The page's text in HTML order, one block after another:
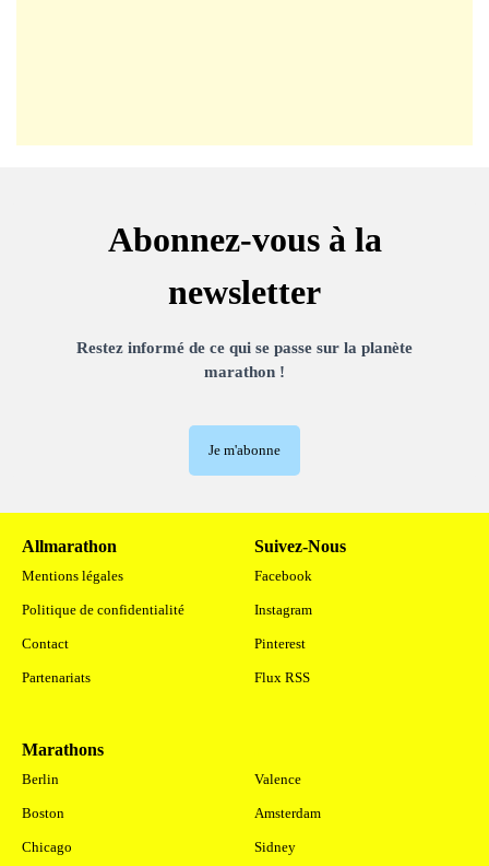
Abonnez-vous à la
newsletter
Restez informé de ce qui se passe sur la planète
marathon !
Je m'abonne
Allmarathon
Mentions légales
Politique de confidentialité
Contact
Partenariats
Suivez-Nous
Facebook
Instagram
Pinterest
Flux RSS
Marathons
Berlin
Boston
Chicago
Valence
Amsterdam
Sidney